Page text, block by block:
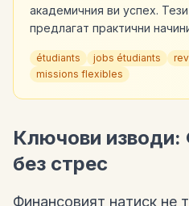
академичния ви успех.
предлагат практични
étudiants jobs étudiants
missions flexibles
Ключови изводи:
без стрес
Финансовият натиск не